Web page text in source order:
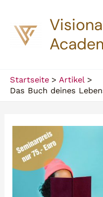
springen
Startseite
Artikel
Das Buch deines